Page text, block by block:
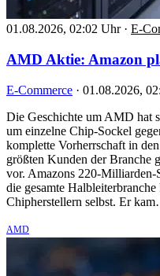
01.08.2026, 02:02 Uhr · E-
AMD Aktie: Amazon
E-Commerce · 01.08.2026,
Die Geschichte um AMD hat
um einzelne Chip-Sockel
komplette Vorherrschaft in
größten Kunden der Branche
vor. Amazons 220-
die gesamte
Chipherstellern selbst. Er
AMD